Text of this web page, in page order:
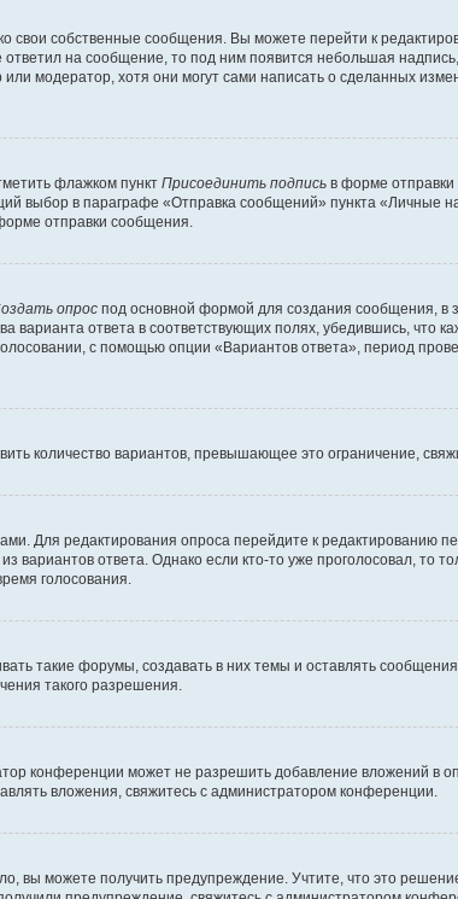
собственные сообщения. Вы можете перейти к
на сообщение, то под ним появится небольшая
модератор, хотя они могут сами написать о сделанных
флажком пункт Присоединить подпись в форме отправки
выбор в параграфе «Отправка сообщений» пункта «Личные
отправки сообщения.
опрос под основной формой для создания сообщения, в
ответа в соответствующих полях, убедившись, что
с помощью опции «Вариантов ответа», период
количество вариантов, превышающее это ограничение,
Для редактирования опроса перейдите к редактированию
вариантов ответа. Однако если кто-то уже проголосовал, то
голосования.
такие форумы, создавать в них темы и оставлять
такого разрешения.
конференции может не разрешить добавление вложений в
вложения, свяжитесь с администратором конференции.
вы можете получить предупреждение. Учтите, что это